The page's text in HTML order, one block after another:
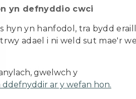
yn defnyddio cwci
hyn yn hanfodol, tra bydd
adael i ni weld sut mae'r
gwelwch y
ddefnyddir ar y wefan hon.
ac amodau